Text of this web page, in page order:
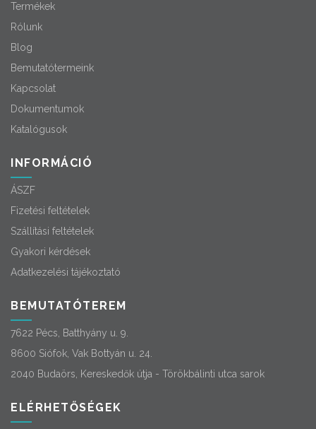
Termékek
Rólunk
Blog
Bemutatótermeink
Kapcsolat
Dokumentumok
Katalógusok
INFORMÁCIÓ
ÁSZF
Fizetési feltételek
Szállítási feltételek
Gyakori kérdések
Adatkezelési tájékoztató
BEMUTATÓTEREM
7622 Pécs, Batthyány u. 9.
8600 Siófok, Vak Bottyán u. 24.
2040 Budaörs, Kereskedők útja - Törökbálinti utca sarok
ELÉRHETŐSÉGEK